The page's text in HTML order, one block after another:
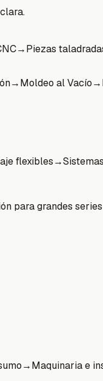
→Piezas
→Moldeo al Vacío→
flexibles→
para grandes series
→Maquinaria e